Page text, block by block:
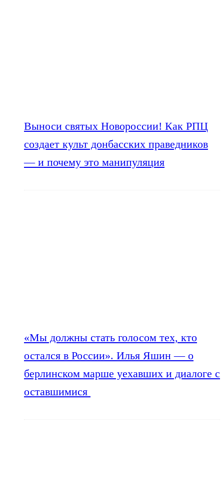
Выноси святых Новороссии! Как РПЦ
создает культ донбасских праведников
— и почему это манипуляция
«Мы должны стать голосом тех, кто
остался в России». Илья Яшин — о
берлинском марше уехавших и диалоге с
оставшимися